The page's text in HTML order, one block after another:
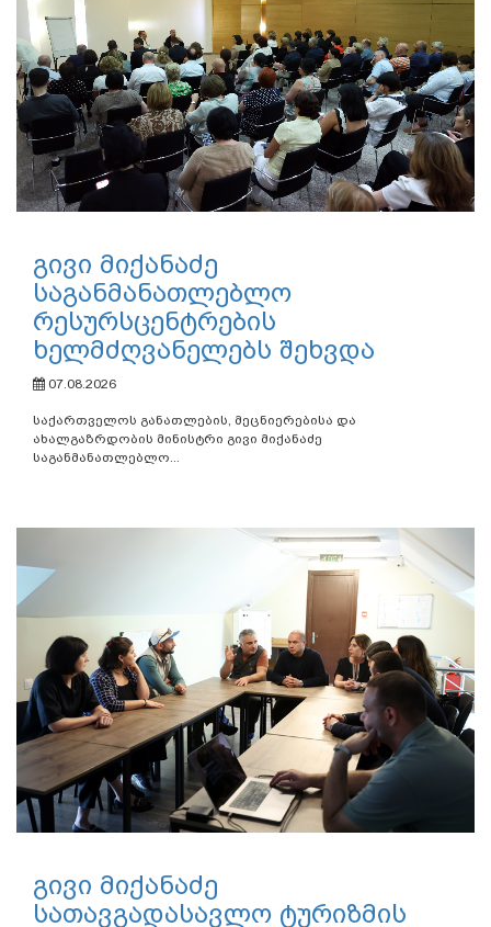
გივი მიქანაძე
საგანმანათლებლო
რესურსცენტრების
ხელმძღვანელებს შეხვდა
07.08.2026
საქართველოს განათლების, მეცნიერებისა და
ახალგაზრდობის მინისტრი გივი მიქანაძე
საგანმანათლებლო...
გივი მიქანაძე
სათავგადასავლო ტურიზმის